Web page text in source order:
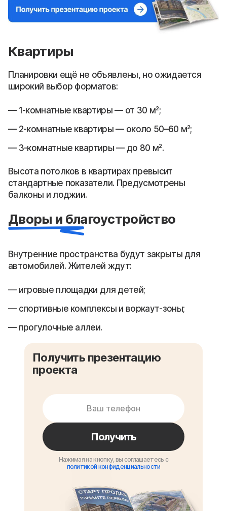
Квартиры
Планировки ещё не объявлены, но ожидается
широкий выбор форматов:
1-комнатные квартиры — от 30 м²;
2-комнатные квартиры — около 50–60 м²;
3-комнатные квартиры — до 80 м².
Высота потолков в квартирах превысит
стандартные показатели. Предусмотрены
балконы и лоджии.
Дворы и благоустройство
Внутренние пространства будут закрыты для
автомобилей. Жителей ждут:
игровые площадки для детей;
спортивные комплексы и воркаут-зоны;
прогулочные аллеи.
Получить презентацию
проекта
Получить
Нажимая на кнопку, вы соглашаетесь с
политикой конфиденциальности